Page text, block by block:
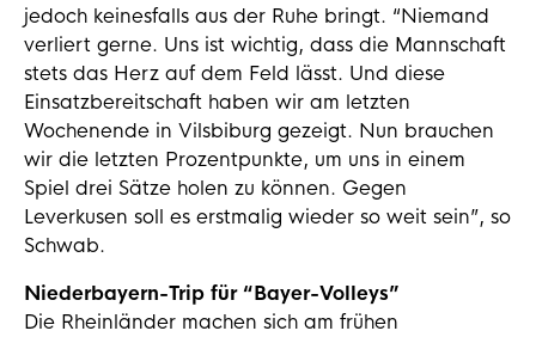
jedoch keinesfalls aus der Ruhe bringt. “Niemand
verliert gerne. Uns ist wichtig, dass die Mannschaft
stets das Herz auf dem Feld lässt. Und diese
Einsatzbereitschaft haben wir am letzten
Wochenende in Vilsbiburg gezeigt. Nun brauchen
wir die letzten Prozentpunkte, um uns in einem
Spiel drei Sätze holen zu können. Gegen
Leverkusen soll es erstmalig wieder so weit sein”, so
Schwab.
Niederbayern-Trip für “Bayer-Volleys”
Die Rheinländer machen sich am frühen